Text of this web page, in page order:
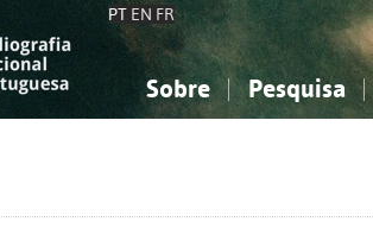
PT EN FR
Sobre Pesquisa